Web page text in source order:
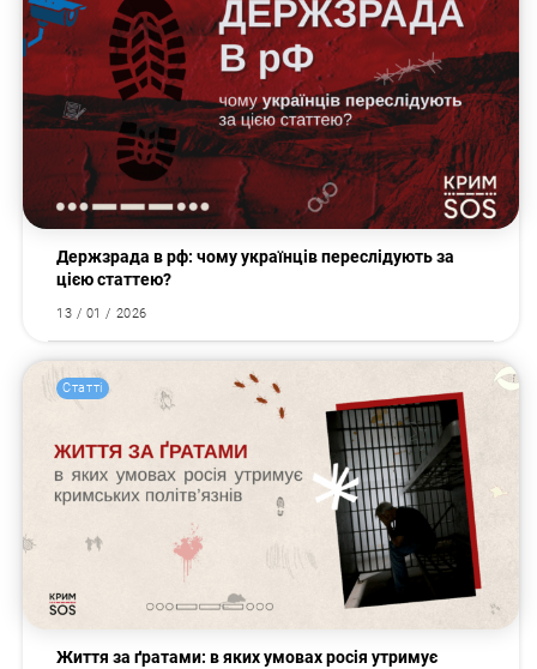
Держзрада в рф: чому українців переслідують за
цією статтею?
13 / 01 / 2026
Статті
Життя за ґратами: в яких умовах росія утримує